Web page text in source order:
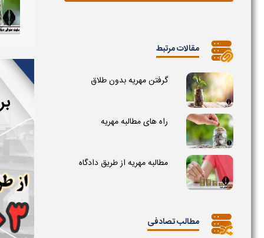
مقالات مرتبط
گرفتن مهریه بدون طلاق
راه های مطالبه مهریه
مطالبه مهریه از طریق دادگاه
مطالب تصادفی